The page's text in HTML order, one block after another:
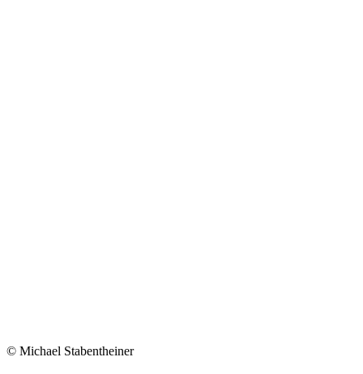
© Michael Stabentheiner